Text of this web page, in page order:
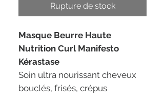
Rupture de stock
Masque Beurre Haute
Nutrition Curl Manifesto
Kérastase
Soin ultra nourissant cheveux
bouclés, frisés, crépus